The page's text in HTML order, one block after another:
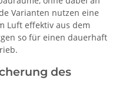
Varianten nutzen eine
Luft effektiv aus dem
so für einen dauerhaft
des